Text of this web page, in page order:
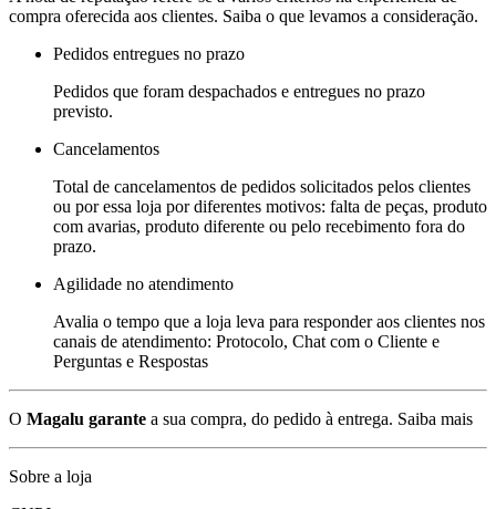
compra oferecida aos clientes. Saiba o que levamos a consideração.
Pedidos entregues no prazo
Pedidos que foram despachados e entregues no prazo
previsto.
Cancelamentos
Total de cancelamentos de pedidos solicitados pelos clientes
ou por essa loja por diferentes motivos: falta de peças, produto
com avarias, produto diferente ou pelo recebimento fora do
prazo.
Agilidade no atendimento
Avalia o tempo que a loja leva para responder aos clientes nos
canais de atendimento: Protocolo, Chat com o Cliente e
Perguntas e Respostas
O Magalu garante a sua compra, do pedido à entrega. Saiba mais
Sobre a loja